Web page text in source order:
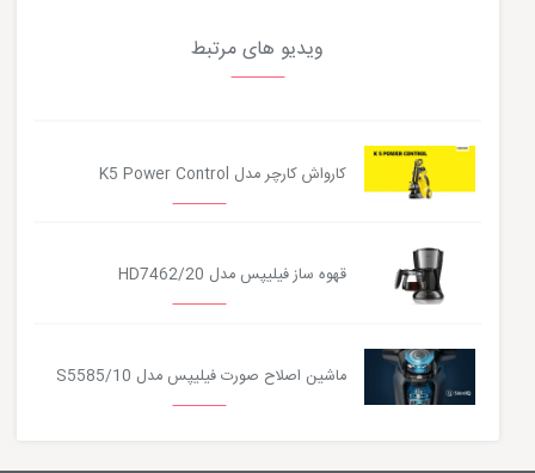
ویدیو های مرتبط
کارواش کارچر مدل K5 Power Control
قهوه ساز فیلیپس مدل HD7462/20
ماشین اصلاح صورت فیلیپس مدل S5585/10